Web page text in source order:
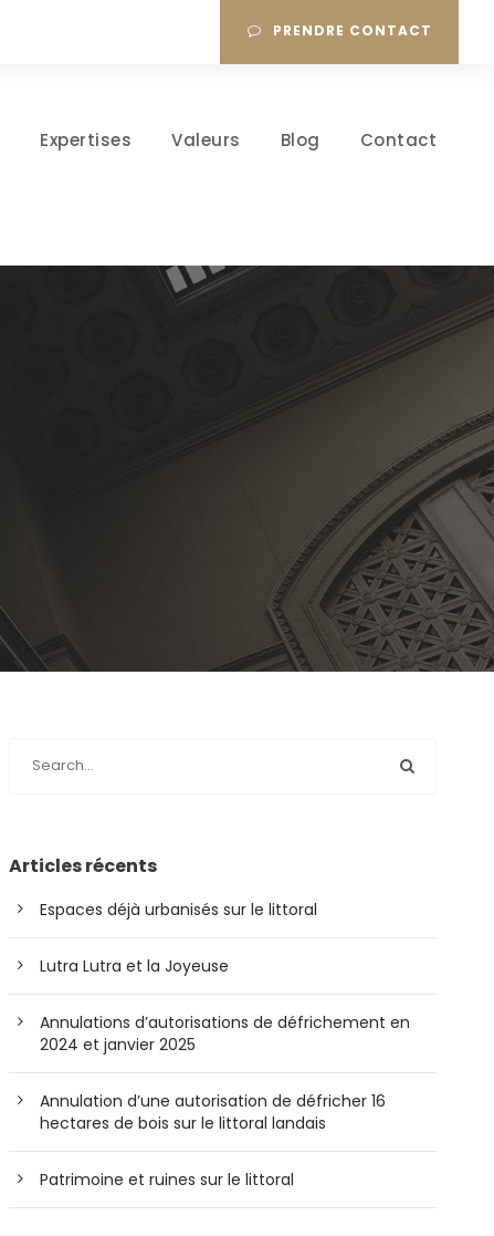
PRENDRE CONTACT
Expertises Valeurs Blog Contact
Articles récents
Espaces déjà urbanisés sur le littoral
Lutra Lutra et la Joyeuse
Annulations d’autorisations de défrichement en
2024 et janvier 2025
Annulation d’une autorisation de défricher 16
hectares de bois sur le littoral landais
Patrimoine et ruines sur le littoral